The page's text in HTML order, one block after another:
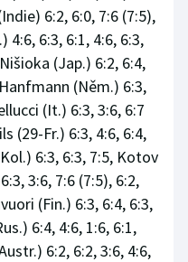
6:2, 6:0, 7:6 (7:5),
4:6, 6:3, 6:1, 4:6, 6:3,
(Jap.) 6:2, 6:4,
(Něm.) 6:3,
(It.) 6:3, 3:6, 6:7
(29-Fr.) 6:3, 4:6, 6:4,
6:3, 6:3, 7:5, Kotov
3:6, 7:6 (7:5), 6:2,
(Fin.) 6:3, 6:4, 6:3,
6:4, 4:6, 1:6, 6:1,
6:2, 6:2, 3:6, 4:6,